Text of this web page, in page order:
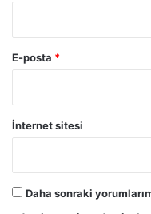
E-posta *
İnternet sitesi
Daha sonraki